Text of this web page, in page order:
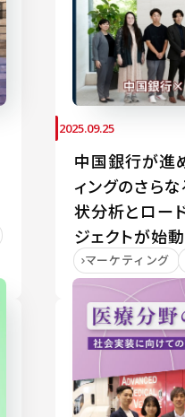
2025.09.25
中国銀行が進
ィングのさら
状分析とロー
ジェクトが始動
マーケティング